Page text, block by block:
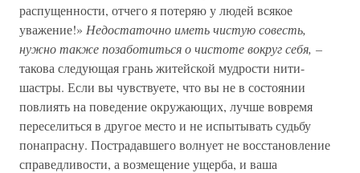
распущенности, отчего я потеряю у людей всякое
уважение!» Недостаточно иметь чистую совесть,
нужно также позаботиться о чистоте вокруг себя, –
такова следующая грань житейской мудрости нити-
шастры. Если вы чувствуете, что вы не в состоянии
повлиять на поведение окружающих, лучше вовремя
переселиться в другое место и не испытывать судьбу
понапрасну. Пострадавшего волнует не восстановление
справедливости, а возмещение ущерба, и ваша